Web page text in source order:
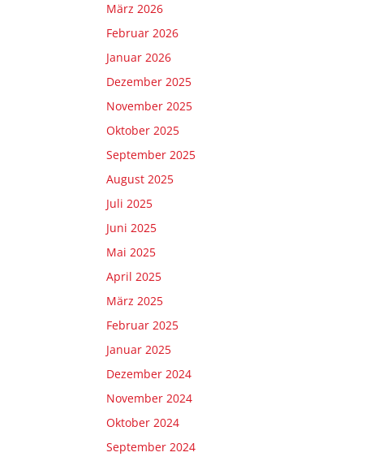
März 2026
Februar 2026
Januar 2026
Dezember 2025
November 2025
Oktober 2025
September 2025
August 2025
Juli 2025
Juni 2025
Mai 2025
April 2025
März 2025
Februar 2025
Januar 2025
Dezember 2024
November 2024
Oktober 2024
September 2024